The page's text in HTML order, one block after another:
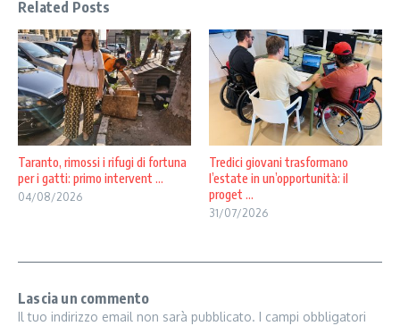
Related Posts
Taranto, rimossi i rifugi di fortuna
per i gatti: primo intervent ...
04/08/2026
Tredici giovani trasformano
l’estate in un’opportunità: il
proget ...
31/07/2026
Lascia un commento
Il tuo indirizzo email non sarà pubblicato. I campi obbligatori